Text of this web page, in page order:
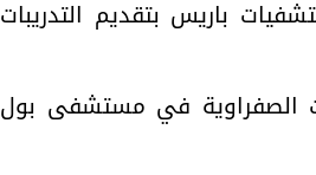
باريس بتقديم التدريبات
والقنوات الصفراوية في مستشفى بول